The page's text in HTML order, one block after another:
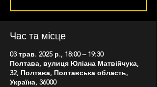
Час та місце
03 трав. 2025 р., 18:00 – 19:30
Полтава, вулиця Юліана Матвійчука,
32, Полтава, Полтавська область,
Україна, 36000